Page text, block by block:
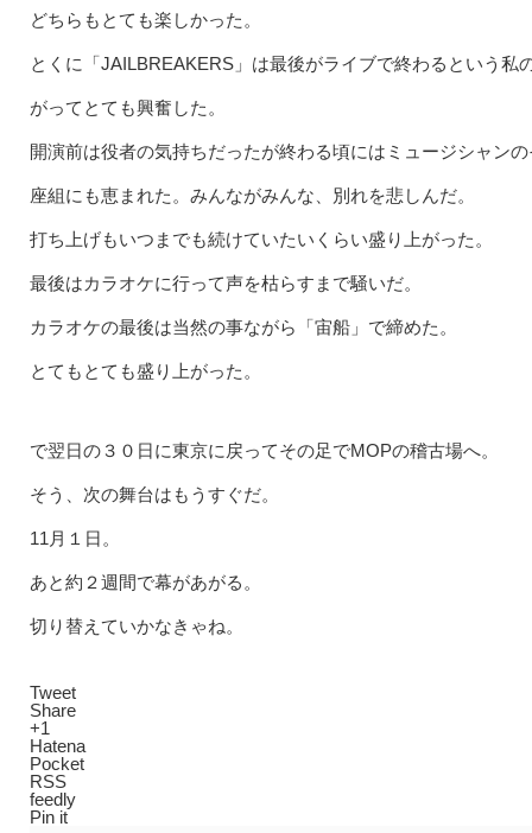
どちらもとても楽しかった。
とくに「JAILBREAKERS」は最後がライブで終わるという
がってとても興奮した。
開演前は役者の気持ちだったが終わる頃にはミュージシャン
座組にも恵まれた。みんながみんな、別れを悲しんだ。
打ち上げもいつまでも続けていたいくらい盛り上がった。
最後はカラオケに行って声を枯らすまで騒いだ。
カラオケの最後は当然の事ながら「宙船」で締めた。
とてもとても盛り上がった。
で翌日の３０日に東京に戻ってその足でMOPの稽古場へ。
そう、次の舞台はもうすぐだ。
11月１日。
あと約２週間で幕があがる。
切り替えていかなきゃね。
Tweet
Share
+1
Hatena
Pocket
RSS
feedly
Pin it